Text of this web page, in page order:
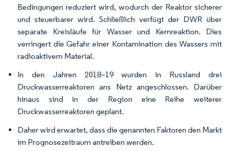
Bedingungen reduziert wird, wodurch der Reaktor sicherer
und steuerbarer wird. Schließlich verfügt der DWR über
separate Kreisläufe für Wasser und Kernreaktion. Dies
verringert die Gefahr einer Kontamination des Wassers mit
radioaktivem Material.
In den Jahren 2018–19 wurden in Russland drei
Druckwasserreaktoren ans Netz angeschlossen. Darüber
hinaus sind in der Region eine Reihe weiterer
Druckwasserreaktoren geplant.
Daher wird erwartet, dass die genannten Faktoren den Markt
im Prognosezeitraum antreiben werden.